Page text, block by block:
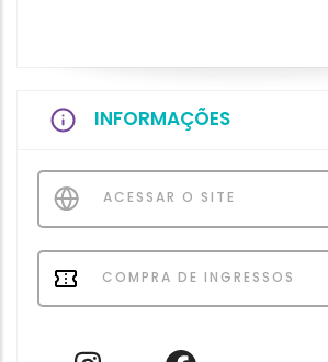
INFORMAÇÕES
ACESSAR O SITE
COMPRA DE INGRESSOS